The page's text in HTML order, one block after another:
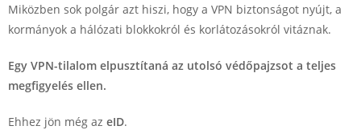
Miközben sok polgár azt hiszi, hogy a VPN biztonságot nyújt, a
kormányok a hálózati blokkokról és korlátozásokról vitáznak.
Egy VPN-tilalom elpusztítaná az utolsó védőpajzsot a teljes
megfigyelés ellen.
Ehhez jön még az eID.